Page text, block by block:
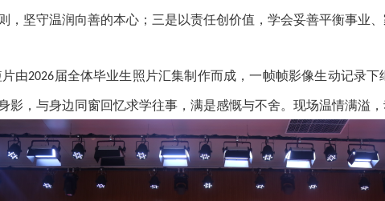
，坚守温润向善的本心；三是以责任创价值，学会妥善平衡事业
由2026届全体毕业生照片汇集制作而成，一帧帧影像生动记录
，与身边同窗回忆求学往事，满是感慨与不舍。现场温情满溢